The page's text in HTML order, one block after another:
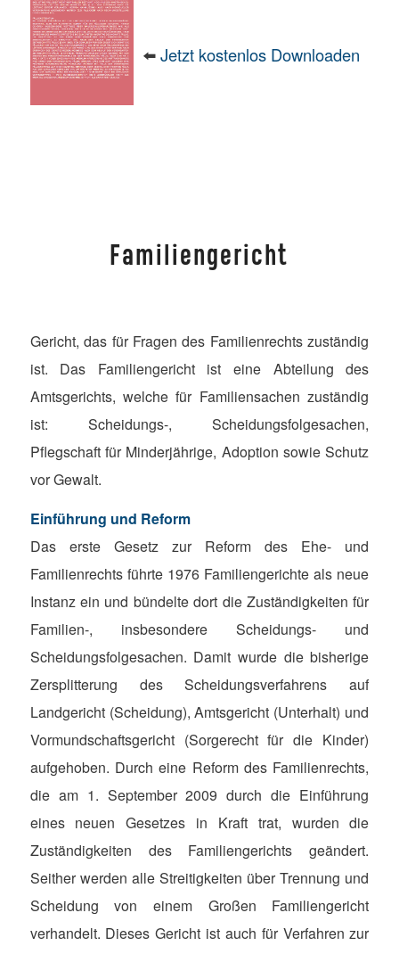
⬅️Jetzt kostenlos Downloaden
Familiengericht
Gericht, das für Fragen des Familienrechts zuständig
ist. Das Familiengericht ist eine Abteilung des
Amtsgerichts, welche für Familiensachen zuständig
ist: Scheidungs-, Scheidungsfolgesachen,
Pflegschaft für Minderjährige, Adoption sowie Schutz
vor Gewalt.
Einführung und Reform
Das erste Gesetz zur Reform des Ehe- und
Familienrechts führte 1976 Familiengerichte als neue
Instanz ein und bündelte dort die Zuständigkeiten für
Familien-, insbesondere Scheidungs- und
Scheidungsfolgesachen. Damit wurde die bisherige
Zersplitterung des Scheidungsverfahrens auf
Landgericht (Scheidung), Amtsgericht (Unterhalt) und
Vormundschaftsgericht (Sorgerecht für die Kinder)
aufgehoben. Durch eine Reform des Familienrechts,
die am 1. September 2009 durch die Einführung
eines neuen Gesetzes in Kraft trat, wurden die
Zuständigkeiten des Familiengerichts geändert.
Seither werden alle Streitigkeiten über Trennung und
Scheidung von einem Großen Familiengericht
verhandelt. Dieses Gericht ist auch für Verfahren zur